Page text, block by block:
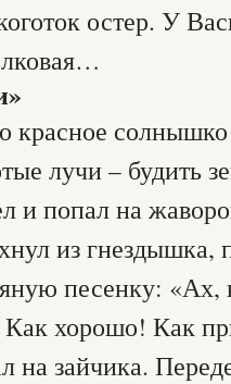
остер. У
солнышко
лучи – будить
и попал на
из гнездышка,
песенку:
Как хорошо! Как
на зайчика.